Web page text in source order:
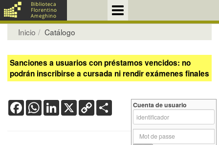
Inicio Catálogo
Sanciones a usuarios con préstamos vencidos: no
podrán inscribirse a cursada ni rendir exámenes finales
FacebookWhatsApp
LinkedIn
X Copy
Link
Cuenta de usuario